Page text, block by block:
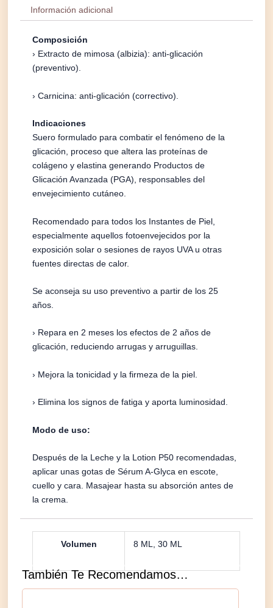
Información adicional
Composición
› Extracto de mimosa (albizia): anti-glicación
(preventivo).
› Carnicina: anti-glicación (correctivo).
Indicaciones
Suero formulado para combatir el fenómeno de la
glicación, proceso que altera las proteínas de
colágeno y elastina generando Productos de
Glicación Avanzada (PGA), responsables del
envejecimiento cutáneo.
Recomendado para todos los Instantes de Piel,
especialmente aquellos fotoenvejecidos por la
exposición solar o sesiones de rayos UVA u otras
fuentes directas de calor.
Se aconseja su uso preventivo a partir de los 25
años.
› Repara en 2 meses los efectos de 2 años de
glicación, reduciendo arrugas y arruguillas.
› Mejora la tonicidad y la firmeza de la piel.
› Elimina los signos de fatiga y aporta luminosidad.
Modo de uso:
Después de la Leche y la Lotion P50 recomendadas,
aplicar unas gotas de Sérum A-Glyca en escote,
cuello y cara. Masajear hasta su absorción antes de
la crema.
Volumen 8 ML, 30 ML
También Te Recomendamos…